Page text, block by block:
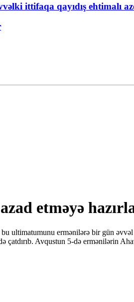
ittifaqa qayıdış ehtimalı
etməyə
ermənilərə bir gün əvvəl
çatdırıb. Avqustun 5-də ermənilərin